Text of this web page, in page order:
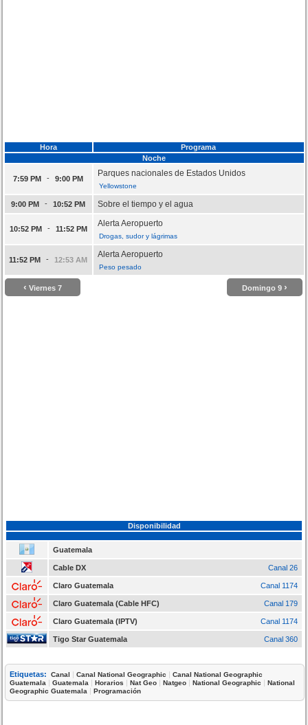
Hora
Programa
Noche
7:59 PM - 9:00 PM
Parques nacionales de Estados Unidos
Yellowstone
9:00 PM - 10:52 PM Sobre el tiempo y el agua
10:52 PM - 11:52 PM
Alerta Aeropuerto
Drogas, sudor y lágrimas
11:52 PM - 12:53 AM
Alerta Aeropuerto
Peso pesado
‹ Viernes 7 Domingo 9 ›
Disponibilidad
Guatemala
Cable DX Canal 26
Claro Guatemala Canal 1174
Claro Guatemala (Cable HFC) Canal 179
Claro Guatemala (IPTV) Canal 1174
Tigo Star Guatemala Canal 360
Etiquetas: Canal |Canal National Geographic |Canal National Geographic
Guatemala |Guatemala |Horarios |Nat Geo |Natgeo |National Geographic |National
Geographic Guatemala |Programación